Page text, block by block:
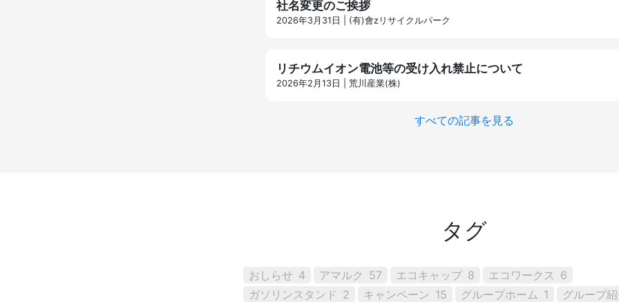
社名変更のご挨拶
2026年3月31日 | (有)會zリサイクルパーク
リチウムイオン電池等の受け入れ禁止について
2026年2月13日 | 荒川産業(株)
すべての記事を見る
タグ
おしらせ 4 アマルク 57 エコキャップ 8 エコワークス 6
ガソリンスタンド 2 キャンペーン 15 グループホーム 1
グループ